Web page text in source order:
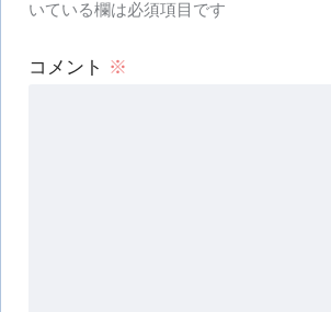
いている欄は必須項目です
コメント ※